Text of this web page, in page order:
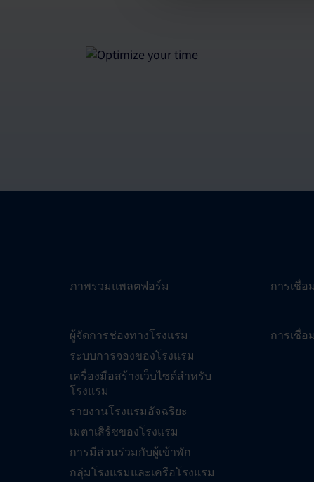
ภาพรวมแพลตฟอร์ม
ผู้จัดการช่องทางโรงแรม
ระบบการจองของโรงแรม
เครื่องมือสร้างเว็บไซต์สำหรับ
โรงแรม
รายงานโรงแรมอัจฉริยะ
เมตาเสิร์ชของโรงแรม
การมีส่วนร่วมกับผู้เข้าพัก
กลุ่มโรงแรมและเครือโรงแรม
การเชื่อ
การเชื่อ